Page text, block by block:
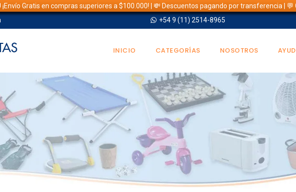
¡Envío Gratis en compras superiores a $100.000! | 💸 Descuentos pagando por transferencia |
+54 9 (11) 2514-8965
INICIO CATEGORÍAS NOSOTROS
TIENDA